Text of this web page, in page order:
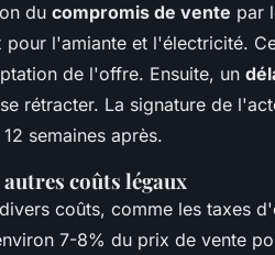
du compromis de vente par
l'amiante et l'électricité.
de l'offre. Ensuite, un
rétracter. La signature de
semaines après.
coûts légaux
coûts, comme les taxes
7-8% du prix de vente